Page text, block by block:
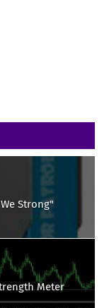
Strong"
Meter